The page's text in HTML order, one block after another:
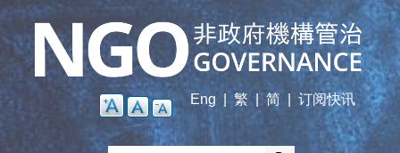
Skip
main
content
Eng
繁 | 简 订阅快讯